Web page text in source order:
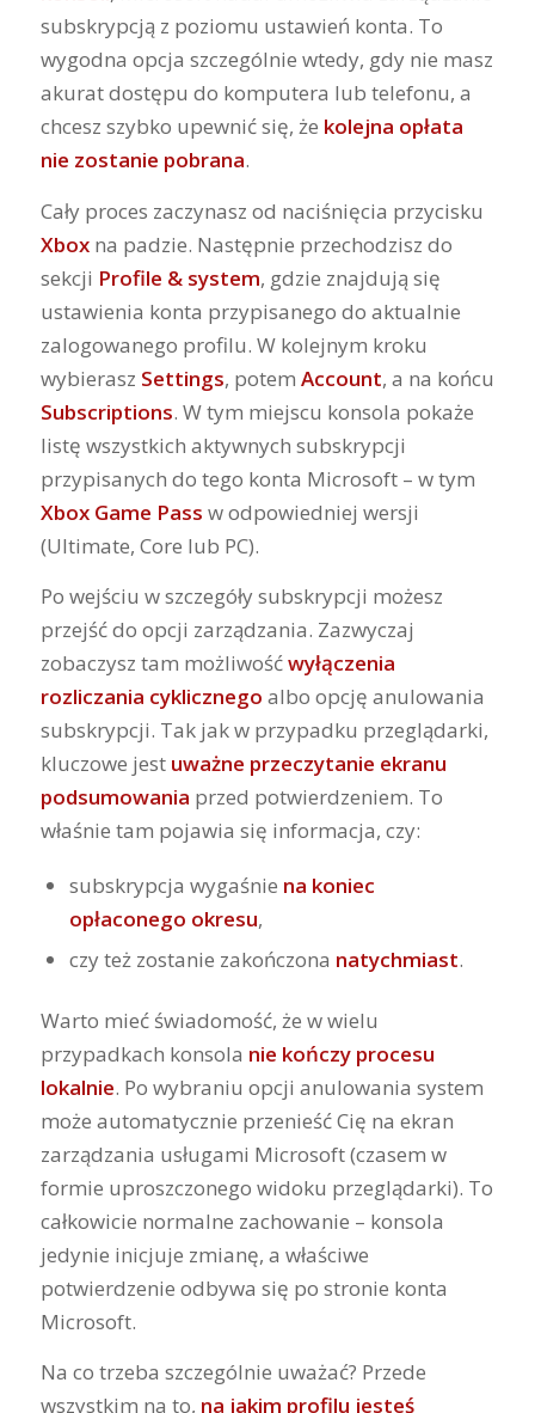
subskrypcją z poziomu ustawień konta. To
wygodna opcja szczególnie wtedy, gdy nie masz
akurat dostępu do komputera lub telefonu, a
chcesz szybko upewnić się, że kolejna opłata
nie zostanie pobrana.
Cały proces zaczynasz od naciśnięcia przycisku
Xboxna padzie. Następnie przechodzisz do
sekcji Profile & system, gdzie znajdują się
ustawienia konta przypisanego do aktualnie
zalogowanego profilu. W kolejnym kroku
wybierasz Settings, potem Account, a na końcu
Subscriptions. W tym miejscu konsola pokaże
listę wszystkich aktywnych subskrypcji
przypisanych do tego konta Microsoft – w tym
Xbox Game Pass w odpowiedniej wersji
(Ultimate, Core lub PC).
Po wejściu w szczegóły subskrypcji możesz
przejść do opcji zarządzania. Zazwyczaj
zobaczysz tam możliwośćwyłączenia
rozliczania cyklicznego albo opcję anulowania
subskrypcji. Tak jak w przypadku przeglądarki,
kluczowe jest uważne przeczytanie ekranu
podsumowania przed potwierdzeniem. To
właśnie tam pojawia się informacja, czy:
subskrypcja wygaśnie na koniec
opłaconego okresu,
czy też zostanie zakończona natychmiast.
Warto mieć świadomość, że w wielu
przypadkach konsola nie kończy procesu
lokalnie. Po wybraniu opcji anulowania system
może automatycznie przenieść Cię na ekran
zarządzania usługami Microsoft (czasem w
formie uproszczonego widoku przeglądarki). To
całkowicie normalne zachowanie – konsola
jedynie inicjuje zmianę, a właściwe
potwierdzenie odbywa się po stronie konta
Microsoft.
Na co trzeba szczególnie uważać? Przede
wszystkim na to, na jakim profilu jesteś